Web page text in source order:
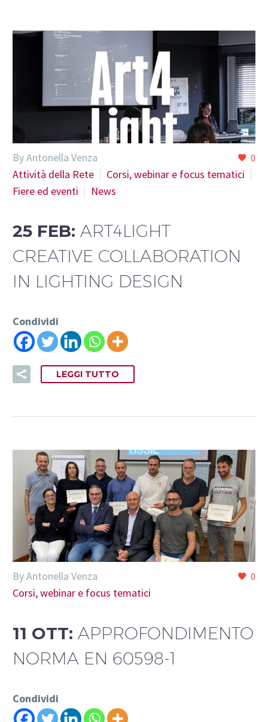
0
By Antonella Venza
Attività della Rete
Corsi, webinar e focus tematici
Fiere ed eventi
News
25 FEB: ART4LIGHT
CREATIVE COLLABORATION
IN LIGHTING DESIGN
Condividi
LEGGI TUTTO
0
By Antonella Venza
Corsi, webinar e focus tematici
11 OTT: APPROFONDIMENTO
NORMA EN 60598-1
Condividi